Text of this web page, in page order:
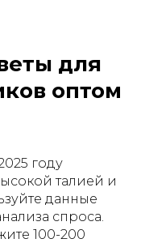
для
оптом
году
талией и
данные
спроса.
100-200